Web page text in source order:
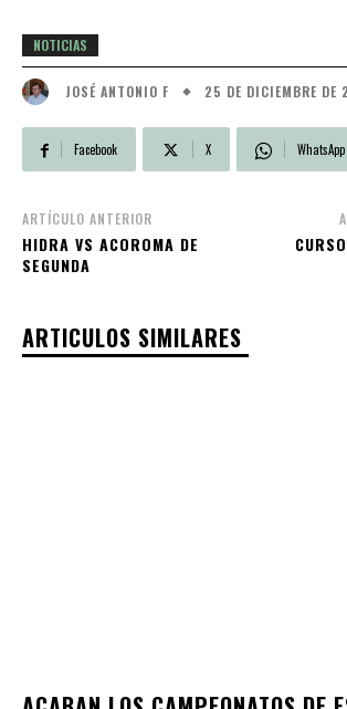
NOTICIAS
JOSÉ ANTONIO F 25 DE DICIEMBRE DE
Facebook X WhatsApp
ARTÍCULO ANTERIOR
HIDRA VS ACOROMA DE
SEGUNDA
ARTICULOS SIMILARES